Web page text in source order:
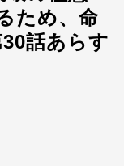
ため、命
話あらす